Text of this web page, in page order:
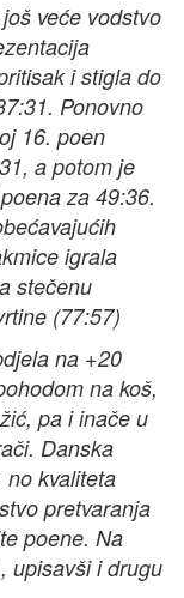
veće vodstvo
i stigla do
Ponovno
16. poen
a potom je
za 49:36.
igrala
stečenu
(77:57)
na +20
na koš,
pa i inače u
Danska
kvaliteta
pretvaranja
poene. Na
upisavši i drugu